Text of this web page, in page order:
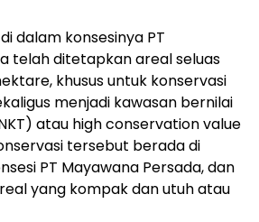
dalam konsesinya PT
telah ditetapkan areal seluas
khusus untuk konservasi
menjadi kawasan bernilai
atau high conservation value
tersebut berada di
PT Mayawana Persada, dan
yang kompak dan utuh atau